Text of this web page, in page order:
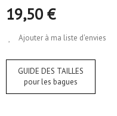
19,50 €
Ajouter à ma liste d'envies
GUIDE DES TAILLES
pour les bagues